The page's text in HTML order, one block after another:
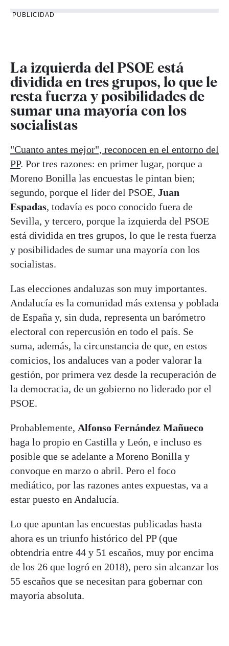
PUBLICIDAD
La izquierda del PSOE está
dividida en tres grupos, lo que le
resta fuerza y posibilidades de
sumar una mayoría con los
socialistas
"Cuanto antes mejor", reconocen en el entorno del
PP. Por tres razones: en primer lugar, porque a
Moreno Bonilla las encuestas le pintan bien;
segundo, porque el líder del PSOE, Juan
Espadas, todavía es poco conocido fuera de
Sevilla, y tercero, porque la izquierda del PSOE
está dividida en tres grupos, lo que le resta fuerza
y posibilidades de sumar una mayoría con los
socialistas.
Las elecciones andaluzas son muy importantes.
Andalucía es la comunidad más extensa y poblada
de España y, sin duda, representa un barómetro
electoral con repercusión en todo el país. Se
suma, además, la circunstancia de que, en estos
comicios, los andaluces van a poder valorar la
gestión, por primera vez desde la recuperación de
la democracia, de un gobierno no liderado por el
PSOE.
Probablemente, Alfonso Fernández Mañueco
haga lo propio en Castilla y León, e incluso es
posible que se adelante a Moreno Bonilla y
convoque en marzo o abril. Pero el foco
mediático, por las razones antes expuestas, va a
estar puesto en Andalucía.
Lo que apuntan las encuestas publicadas hasta
ahora es un triunfo histórico del PP (que
obtendría entre 44 y 51 escaños, muy por encima
de los 26 que logró en 2018), pero sin alcanzar los
55 escaños que se necesitan para gobernar con
mayoría absoluta.